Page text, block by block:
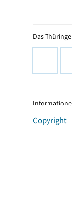
Das
Copyright